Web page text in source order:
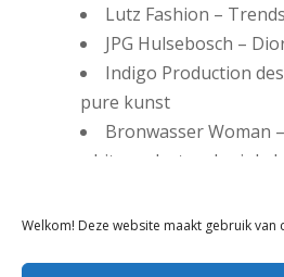
Welkom! Deze website maakt gebruik van
Lutz Fashion –
JPG Hulsebosch –
Indigo Production
pure kunst
Bronwasser Woman
white and a touch pink,